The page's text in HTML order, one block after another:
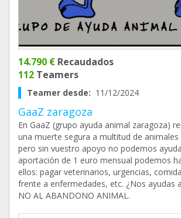
14.790 € Recaudados
112 Teamers
Teamer desde: 11/12/2024
GaaZ zaragoza
En GaaZ (grupo ayuda animal zaragoza)
una muerte segura a multitud de
pero sin vuestro apoyo no podemos
aportación de 1 euro mensual podemos
ellos: pagar veterinarios, urgencias,
frente a enfermedades, etc. ¿Nos ayudas
NO AL ABANDONO ANIMAL.